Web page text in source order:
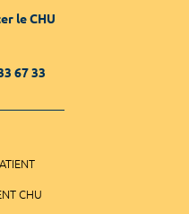
le CHU
67 33
CHU